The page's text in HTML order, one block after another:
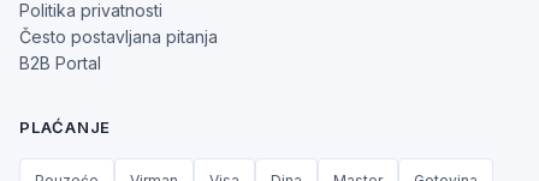
Politika privatnosti
Često postavljana pitanja
B2B Portal
PLAĆANJE